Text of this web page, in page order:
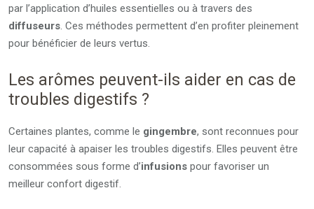
par l’application d’huiles essentielles ou à travers des
diffuseurs. Ces méthodes permettent d’en profiter pleinement
pour bénéficier de leurs vertus.
Les arômes peuvent-ils aider en cas de
troubles digestifs ?
Certaines plantes, comme le gingembre, sont reconnues pour
leur capacité à apaiser les troubles digestifs. Elles peuvent être
consommées sous forme d’infusions pour favoriser un
meilleur confort digestif.